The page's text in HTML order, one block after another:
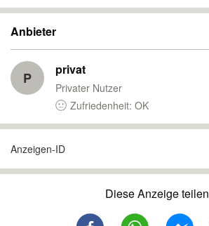
Anbieter
P privat
Privater Nutzer
Zufriedenheit: OK
Anzeigen-ID
Diese Anzeige teilen